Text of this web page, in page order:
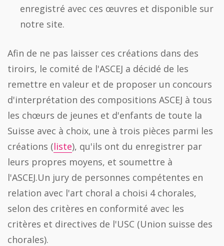
enregistré avec ces œuvres et disponible sur
notre site.
Afin de ne pas laisser ces créations dans des
tiroirs, le comité de l'ASCEJ a décidé de les
remettre en valeur et de proposer un concours
d'interprétation des compositions ASCEJ à tous
les chœurs de jeunes et d'enfants de toute la
Suisse avec à choix, une à trois pièces parmi les
créations (liste), qu'ils ont du enregistrer par
leurs propres moyens, et soumettre à
l'ASCEJ.Un jury de personnes compétentes en
relation avec l'art choral a choisi 4 chorales,
selon des critères en conformité avec les
critères et directives de l'USC (Union suisse des
chorales).